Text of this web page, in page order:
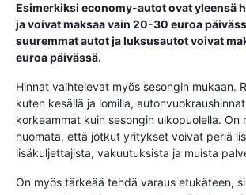
Esimerkiksi economy-autot ovat yleensä
ja voivat maksaa vain 20-30 euroa
suuremmat autot ja luksusautot voivat
euroa päivässä.
Hinnat vaihtelevat myös sesongin mukaan.
kuten kesällä ja lomilla,
korkeammat kuin sesongin ulkopuolella. On
huomata, että jotkut yritykset voivat periä
lisäkuljettajista, vakuutuksista ja muista
On myös tärkeää tehdä varaus etukäteen,